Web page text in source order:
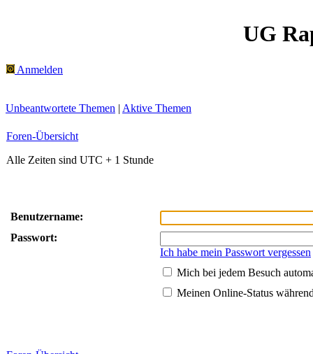
UG
Anmelden
Unbeantwortete Themen | Aktive Themen
Foren-Übersicht
Alle Zeiten sind UTC + 1 Stunde
Benutzername:
Passwort:
Ich habe mein Passwort vergessen
Mich bei jedem Besuch
Meinen Online-Status